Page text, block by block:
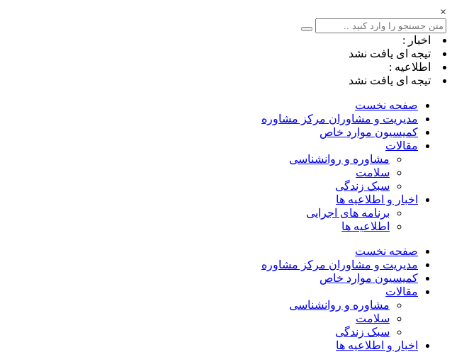
×
اخبار :
تیجه ای یافت نشد
اطلاعیه :
تیجه ای یافت نشد
صفحه نخست
مدیریت و مشاوران مرکز مشاوره
کمیسیون موارد خاص
مقالات
مشاوره و روانشناسی
سلامت
سبک زندگی
اخبار و اطلاعیه ها
برنامه های اجرایی
اطلاعیه ها
صفحه نخست
مدیریت و مشاوران مرکز مشاوره
کمیسیون موارد خاص
مقالات
مشاوره و روانشناسی
سلامت
سبک زندگی
اخبار و اطلاعیه ها